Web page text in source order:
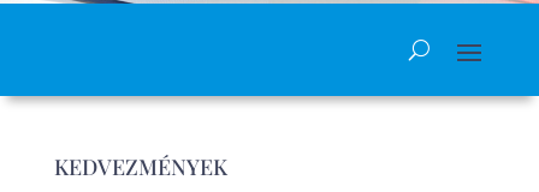
KEDVEZMÉNYEK